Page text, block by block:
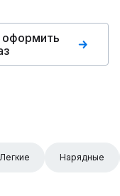
оформить
Легкие Нарядные